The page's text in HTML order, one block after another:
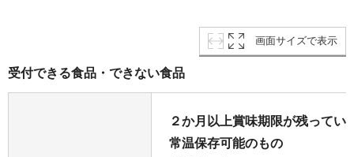
画面サイズで表示
受付できる食品・できない食品
２か月以上賞味期限が残ってい
常温保存可能のもの